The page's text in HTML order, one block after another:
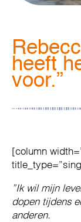
heeft
voor.”
[column
”Ik wil mijn
dopen tijdens
anderen.